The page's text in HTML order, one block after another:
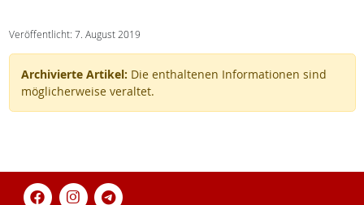
Veröffentlicht: 7. August 2019
Archivierte Artikel: Die enthaltenen Informationen sind
möglicherweise veraltet.